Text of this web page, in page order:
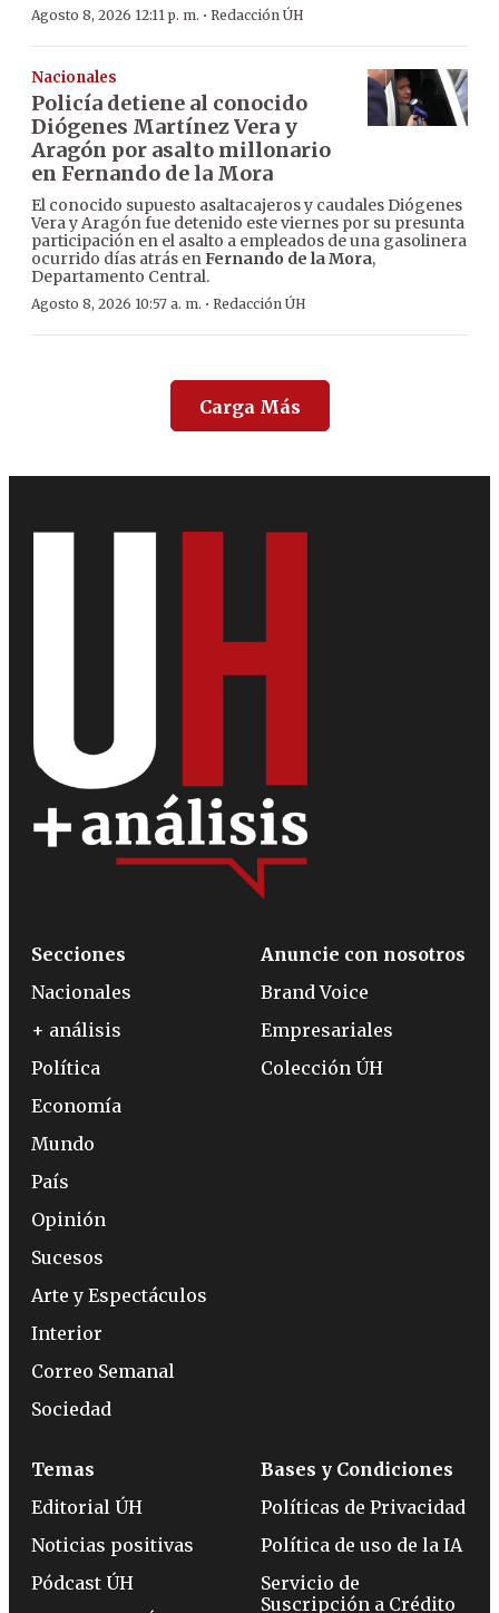
Agosto 8, 2026 12:11 p. m. · Redacción ÚH
Nacionales
Policía detiene al conocido
Diógenes Martínez Vera y
Aragón por asalto millonario
en Fernando de la Mora
El conocido supuesto asaltacajeros y caudales Diógenes
Vera y Aragón fue detenido este viernes por su presunta
participación en el asalto a empleados de una gasolinera
ocurrido días atrás enFernando de la Mora,
Departamento Central.
Agosto 8, 2026 10:57 a. m. · Redacción ÚH
Carga Más
Secciones
Nacionales
+ análisis
Política
Economía
Mundo
País
Opinión
Sucesos
Arte y Espectáculos
Interior
Correo Semanal
Sociedad
Anuncie con nosotros
Brand Voice
Empresariales
Colección ÚH
Temas
Editorial ÚH
Noticias positivas
Pódcast ÚH
Bases y Condiciones
Políticas de Privacidad
Política de uso de la IA
Servicio de
Suscripción a Crédito